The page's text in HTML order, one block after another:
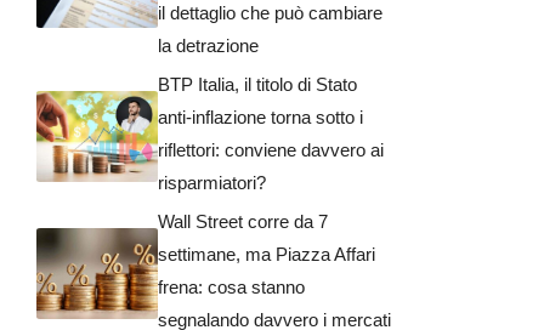
il dettaglio che può cambiare
la detrazione
BTP Italia, il titolo di Stato
anti-inflazione torna sotto i
riflettori: conviene davvero ai
risparmiatori?
Wall Street corre da 7
settimane, ma Piazza Affari
frena: cosa stanno
segnalando davvero i mercati